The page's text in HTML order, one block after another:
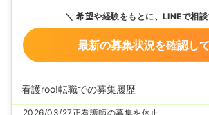
希望や経験をもとに、LINEで相談
最新の募集状況を確認し
看護roo!転職での募集履歴
2026/03/27正看護師の募集を休止